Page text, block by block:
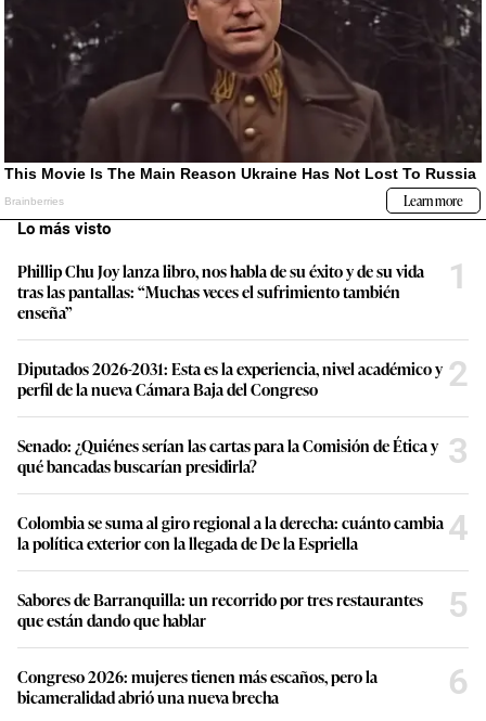
Lo más visto
Phillip Chu Joy lanza libro, nos habla de su éxito y de su vida
tras las pantallas: “Muchas veces el sufrimiento también
enseña”
1
Diputados 2026-2031: Esta es la experiencia, nivel académico y
perfil de la nueva Cámara Baja del Congreso
2
Senado: ¿Quiénes serían las cartas para la Comisión de Ética y
qué bancadas buscarían presidirla?
3
Colombia se suma al giro regional a la derecha: cuánto cambia
la política exterior con la llegada de De la Espriella
4
Sabores de Barranquilla: un recorrido por tres restaurantes
que están dando que hablar
5
Congreso 2026: mujeres tienen más escaños, pero la
bicameralidad abrió una nueva brecha
6